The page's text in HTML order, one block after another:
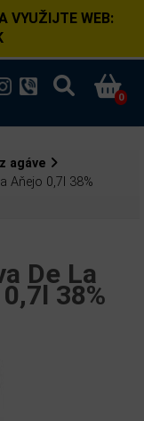
VYUŽIJTE WEB:
0
agáve
Aňejo 0,7l 38%
De La
38%